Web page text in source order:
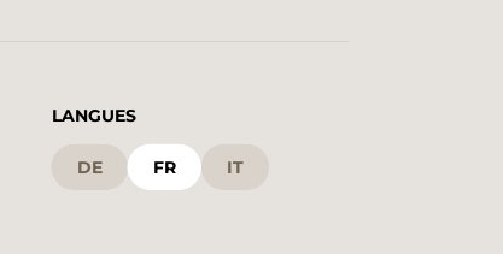
LANGUES
DE FR IT